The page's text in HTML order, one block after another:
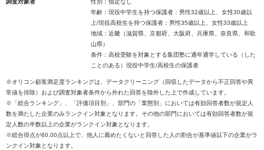
調査対象者
性別：指定なし
年齢：現役中学生を持つ保護者：男性32歳以上、女性30歳以
上/現役高校生を持つ保護者：男性35歳以上、女性33歳以上
地域：近畿（滋賀県、京都府、大阪府、兵庫県、奈良県、和歌
山県）
条件：高校受験を対象とする集団塾に通年通学している（した
ことのある）現役中学生/高校生の保護者
※オリコン顧客満足度ランキングは、データクリーニング（回収したデータから不正回答や異
常値を排除）および調査対象者条件から外れた回答を除外した上で作成しています。
※「総合ランキング」、「評価項目別」、部門の「業態別」においては有効回答者数が規定人
数を満たした企業のみランクイン対象となります。その他の部門においては有効回答者数が規
定人数の半数以上の企業がランクイン対象となります。
※総合得点が60.00点以上で、他人に薦めたくないと回答した人の割合が基準値以下の企業がラ
ンクイン対象となります。